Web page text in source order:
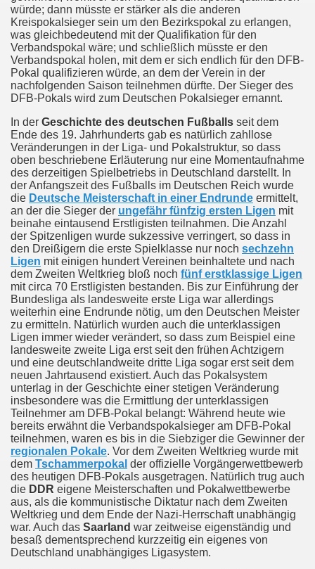
würde; dann müsste er stärker als die anderen
Kreispokalsieger sein um den Bezirkspokal zu erlangen,
was gleichbedeutend mit der Qualifikation für den
Verbandspokal wäre; und schließlich müsste er den
Verbandspokal holen, mit dem er sich endlich für den DFB-
Pokal qualifizieren würde, an dem der Verein in der
nachfolgenden Saison teilnehmen dürfte. Der Sieger des
DFB-Pokals wird zum Deutschen Pokalsieger ernannt.
In der Geschichte des deutschen Fußballs seit dem
Ende des 19. Jahrhunderts gab es natürlich zahllose
Veränderungen in der Liga- und Pokalstruktur, so dass
oben beschriebene Erläuterung nur eine Momentaufnahme
des derzeitigen Spielbetriebs in Deutschland darstellt. In
der Anfangszeit des Fußballs im Deutschen Reich wurde
die Deutsche Meisterschaft in einer Endrunde ermittelt,
an der die Sieger der ungefähr fünfzig ersten Ligen mit
beinahe eintausend Erstligisten teilnahmen. Die Anzahl
der Spitzenligen wurde sukzessive verringert, so dass in
den Dreißigern die erste Spielklasse nur noch sechzehn
Ligen mit einigen hundert Vereinen beinhaltete und nach
dem Zweiten Weltkrieg bloß noch fünf erstklassige Ligen
mit circa 70 Erstligisten bestanden. Bis zur Einführung der
Bundesliga als landesweite erste Liga war allerdings
weiterhin eine Endrunde nötig, um den Deutschen Meister
zu ermitteln. Natürlich wurden auch die unterklassigen
Ligen immer wieder verändert, so dass zum Beispiel eine
landesweite zweite Liga erst seit den frühen Achtzigern
und eine deutschlandweite dritte Liga sogar erst seit dem
neuen Jahrtausend existiert. Auch das Pokalsystem
unterlag in der Geschichte einer stetigen Veränderung
insbesondere was die Ermittlung der unterklassigen
Teilnehmer am DFB-Pokal belangt: Während heute wie
bereits erwähnt die Verbandspokalsieger am DFB-Pokal
teilnehmen, waren es bis in die Siebziger die Gewinner der
regionalen Pokale. Vor dem Zweiten Weltkrieg wurde mit
dem Tschammerpokal der offizielle Vorgängerwettbewerb
des heutigen DFB-Pokals ausgetragen. Natürlich trug auch
die DDR eigene Meisterschaften und Pokalwettbewerbe
aus, als die kommunistische Diktatur nach dem Zweiten
Weltkrieg und dem Ende der Nazi-Herrschaft unabhängig
war. Auch das Saarland war zeitweise eigenständig und
besaß dementsprechend kurzzeitig ein eigenes von
Deutschland unabhängiges Ligasystem.